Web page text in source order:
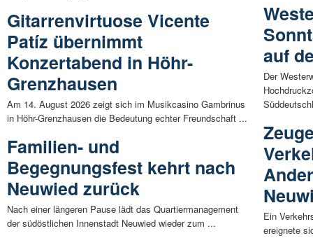
Gitarrenvirtuose Vicente
Patíz übernimmt
Konzertabend in Höhr-
Grenzhausen
Am 14. August 2026 zeigt sich im Musikcasino Gambrinus
in Höhr-Grenzhausen die Bedeutung echter Freundschaft ...
Familien- und
Begegnungsfest kehrt nach
Neuwied zurück
Nach einer längeren Pause lädt das Quartiermanagement
der südöstlichen Innenstadt Neuwied wieder zum ...
auf
Der
Ein
ereignete